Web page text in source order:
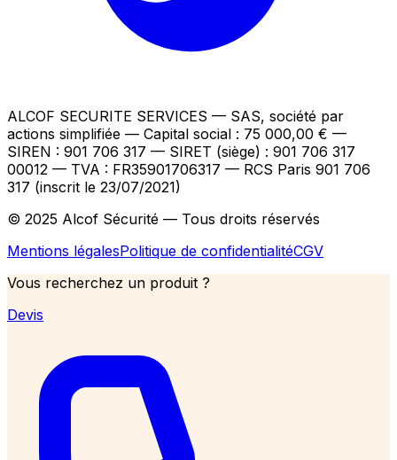
ALCOF SECURITE SERVICES — SAS, société par
actions simplifiée — Capital social : 75 000,00 € —
SIREN : 901 706 317 — SIRET (siège) : 901 706 317
00012 — TVA : FR35901706317 — RCS Paris 901 706
317 (inscrit le 23/07/2021)
© 2025 Alcof Sécurité — Tous droits réservés
Mentions légalesPolitique de confidentialitéCGV
Vous recherchez un produit ?
Devis